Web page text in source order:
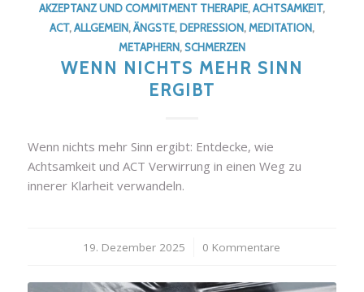
AKZEPTANZ UND COMMITMENT THERAPIE,ACHTSAMKEIT,
ACT,ALLGEMEIN,ÄNGSTE, DEPRESSION,MEDITATION,
METAPHERN,SCHMERZEN
WENN NICHTS MEHR SINN
ERGIBT
Wenn nichts mehr Sinn ergibt: Entdecke, wie
Achtsamkeit und ACT Verwirrung in einen Weg zu
innerer Klarheit verwandeln.
19. Dezember 2025
/ 0 Kommentare